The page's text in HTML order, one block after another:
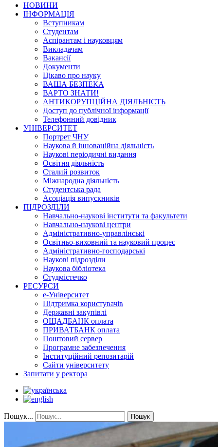
НОВИНИ
ІНФОРМАЦІЯ
Вступникам
Студентам
Аспірантам і науковцям
Викладачам
Вакансії
Документи
Цікаво про науку
ВАША БЕЗПЕКА
ВАРТО ЗНАТИ!
АНТИКОРУПЦІЙНА ДІЯЛЬНІСТЬ
Доступ до публічної інформації
Телефонний довідник
УНІВЕРСИТЕТ
Портрет ЧНУ
Наукова й інноваційна діяльність
Наукові періодичні видання
Освітня діяльність
Сталий розвиток
Міжнародна діяльність
Студентська рада
Асоціація випускників
ПІДРОЗДІЛИ
Навчально-наукові інститути та факультети
Навчально-наукові центри
Адміністративно-управлінські
Освітньо-виховний та науковий процес
Адміністративно-господарські
Наукові підрозділи
Наукова бібліотека
Студмістечко
РЕСУРСИ
е-Університет
Підтримка користувачів
Державні закупівлі
ОЩАДБАНК оплата
ПРИВАТБАНК оплата
Поштовий сервер
Програмне забезпечення
Інституційний репозитарій
Сайти університету
Запитати у ректора
Пошук... Пошук